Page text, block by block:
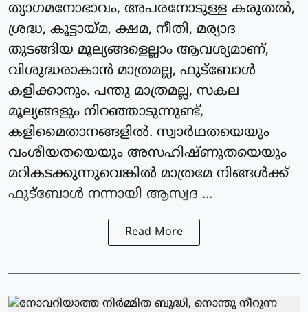
ത്യാഗമനോഭാവം, അപരനോടുള്ള കരുതല്‍,
ശ്രദ്ധ, കൂട്ടായ്മ, ക്ഷമ, നീതി, മര്യാദ
തുടങ്ങിയ മൂല്യങ്ങളെല്ലാം ആവശ്യമാണ്,
വിശുദ്ധരാകാന്‍ മാത്രമല്ല, ഫുട്‌ബോള്‍
കളിക്കാനും. പന്തു മാത്രമല്ല, സകല
മൂല്യങ്ങളും നിറഞ്ഞാടുന്നുണ്ട്,
കളിമൈതാനങ്ങളില്‍. സ്വാര്‍ഥതയെയും
വംശീയതയെയും അസഹിഷ്ണുതയെയും
മറികടക്കുന്നുവെങ്കില്‍ മാത്രമേ നിങ്ങള്‍ക്ക്
ഫുട്‌ബോള്‍ നന്നായി ആസ്വദ ...
Read More